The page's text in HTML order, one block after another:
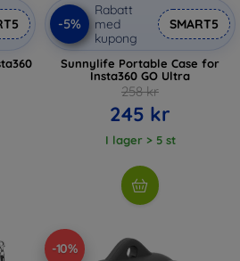
-5%
Rabatt
med
kupong
SMART5
Sunnylife Portable Case for
Insta360 GO Ultra
258 kr
245 kr
I lager > 5 st
-10%